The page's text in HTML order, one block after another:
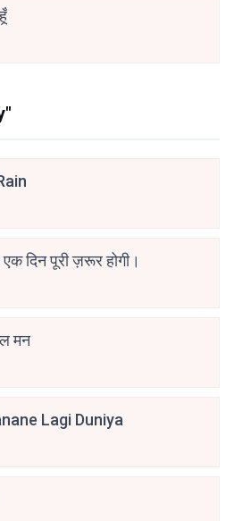
एक दिन पूरी ज़रूर होगी।
मन
Lagi Duniya